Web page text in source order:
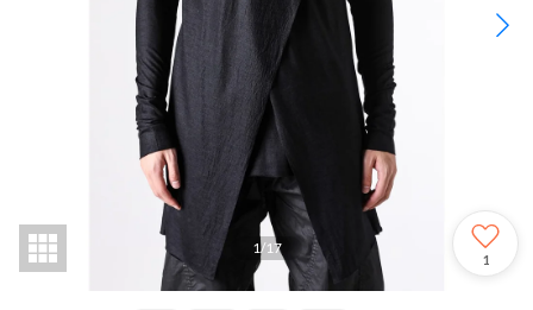
1/17
1